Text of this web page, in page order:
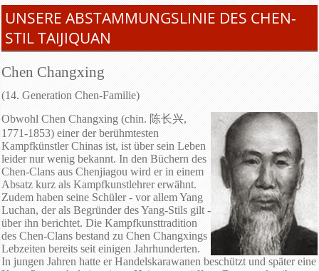
UNSERE ABSTAMMUNGSLINIE DES CHEN-
STIL TAIJIQUAN
Chen Changxing
(14. Generation Chen-Familie)
Obwohl Chen Changxing (chin. 陈长兴,
1771-1853) einer der berühmtesten
Kampfkünstler Chinas ist, ist über sein Leben
leider nur wenig bekannt. In den Büchern des
Chen-Clans aus Chenjiagou wird er in einem
Absatz kurz als Kampfkunstlehrer erwähnt.
Zudem haben seine Schüler - vor allem Yang
Luchan, der als Begründer des Yang-Stils gilt -
über ihn berichtet. Die Kampfkunsttradition
des Chen-Clans bestand zu Chen Changxings
Lebzeiten bereits seit einigen Jahrhunderten.
In jungen Jahren hatte er Handelskarawanen beschützt und später eine